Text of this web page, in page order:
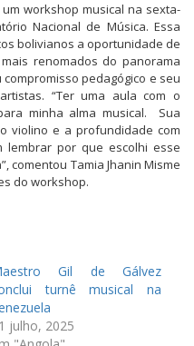
workshop musical na sexta-
Nacional de Música. Essa
bolivianos a oportunidade de
renomados do panorama
pedagógico e seu
“Ter uma aula com o
minha alma musical. Sua
violino e a profundidade com
por que escolhi esse
comentou Tamia Jhanin Misme
do workshop.
Gil de Gálvez
turnê musical na
julho, 2025